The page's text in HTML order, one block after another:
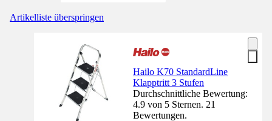
Artikelliste überspringen
Hailo K70 StandardLine
Klapptritt 3 Stufen
Durchschnittliche Bewertung:
4.9 von 5 Sternen. 21
Bewertungen.